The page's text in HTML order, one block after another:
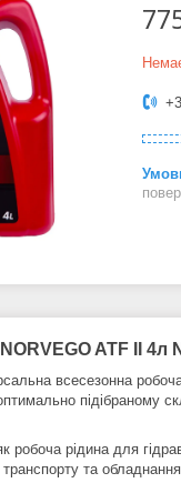
ATF II 4л
всесезонна
підібраному
робоча рідина для
та